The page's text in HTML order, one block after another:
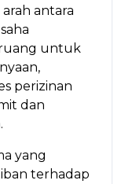
antara
ruang untuk
perizinan
dan
yang
terhadap